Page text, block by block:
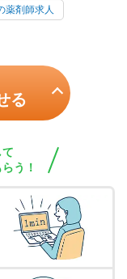
薬剤師求人
る
う！